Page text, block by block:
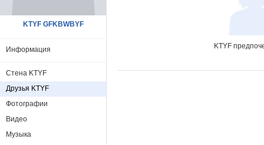
KTYF
KTYF GFKBWBYF
Информация
Стена KTYF
Друзья KTYF
Фотографии
Видео
Музыка